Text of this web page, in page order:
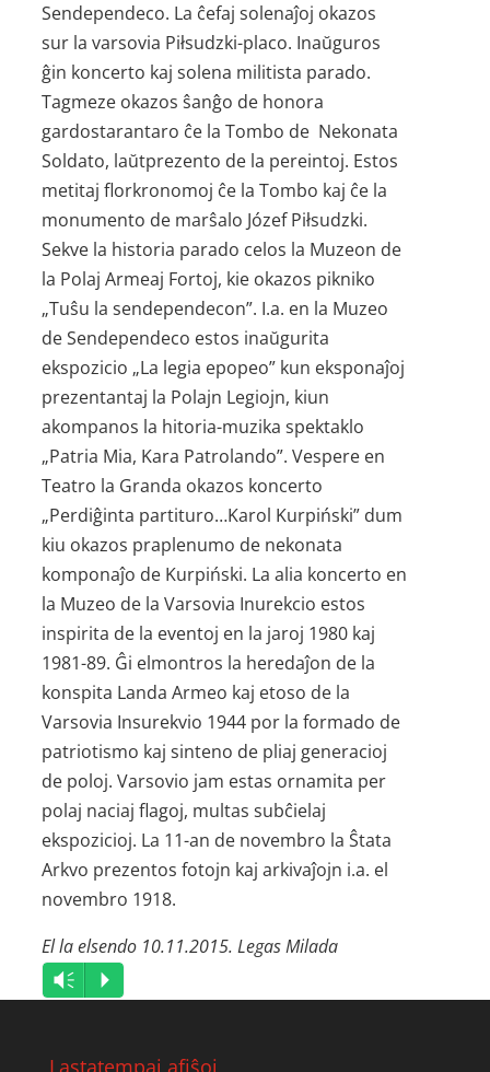
Sendependeco. La ĉefaj solenaĵoj okazos
sur la varsovia Piłsudzki-placo. Inaŭguros
ĝin koncerto kaj solena militista parado.
Tagmeze okazos ŝanĝo de honora
gardostarantaro ĉe la Tombo de Nekonata
Soldato, laŭtprezento de la pereintoj. Estos
metitaj florkronomoj ĉe la Tombo kaj ĉe la
monumento de marŝalo Józef Piłsudzki.
Sekve la historia parado celos la Muzeon de
la Polaj Armeaj Fortoj, kie okazos pikniko
„Tuŝu la sendependecon”. I.a. en la Muzeo
de Sendependeco estos inaŭgurita
ekspozicio „La legia epopeo” kun eksponaĵoj
prezentantaj la Polajn Legiojn, kiun
akompanos la hitoria-muzika spektaklo
„Patria Mia, Kara Patrolando”. Vespere en
Teatro la Granda okazos koncerto
„Perdiĝinta partituro…Karol Kurpiński” dum
kiu okazos praplenumo de nekonata
komponaĵo de Kurpiński. La alia koncerto en
la Muzeo de la Varsovia Inurekcio estos
inspirita de la eventoj en la jaroj 1980 kaj
1981-89. Ĝi elmontros la heredaĵon de la
konspita Landa Armeo kaj etoso de la
Varsovia Insurekvio 1944 por la formado de
patriotismo kaj sinteno de pliaj generacioj
de poloj. Varsovio jam estas ornamita per
polaj naciaj flagoj, multas subĉielaj
ekspozicioj. La 11-an de novembro la Ŝtata
Arkvo prezentos fotojn kaj arkivaĵojn i.a. el
novembro 1918.
El la elsendo 10.11.2015. Legas Milada
Audio
Player
Vm P
Lastatempaj afiŝoj